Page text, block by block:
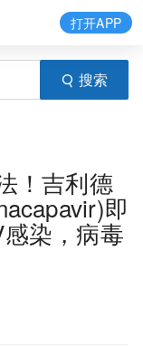
搜索
打开APP
！吉利德
即
染，病毒